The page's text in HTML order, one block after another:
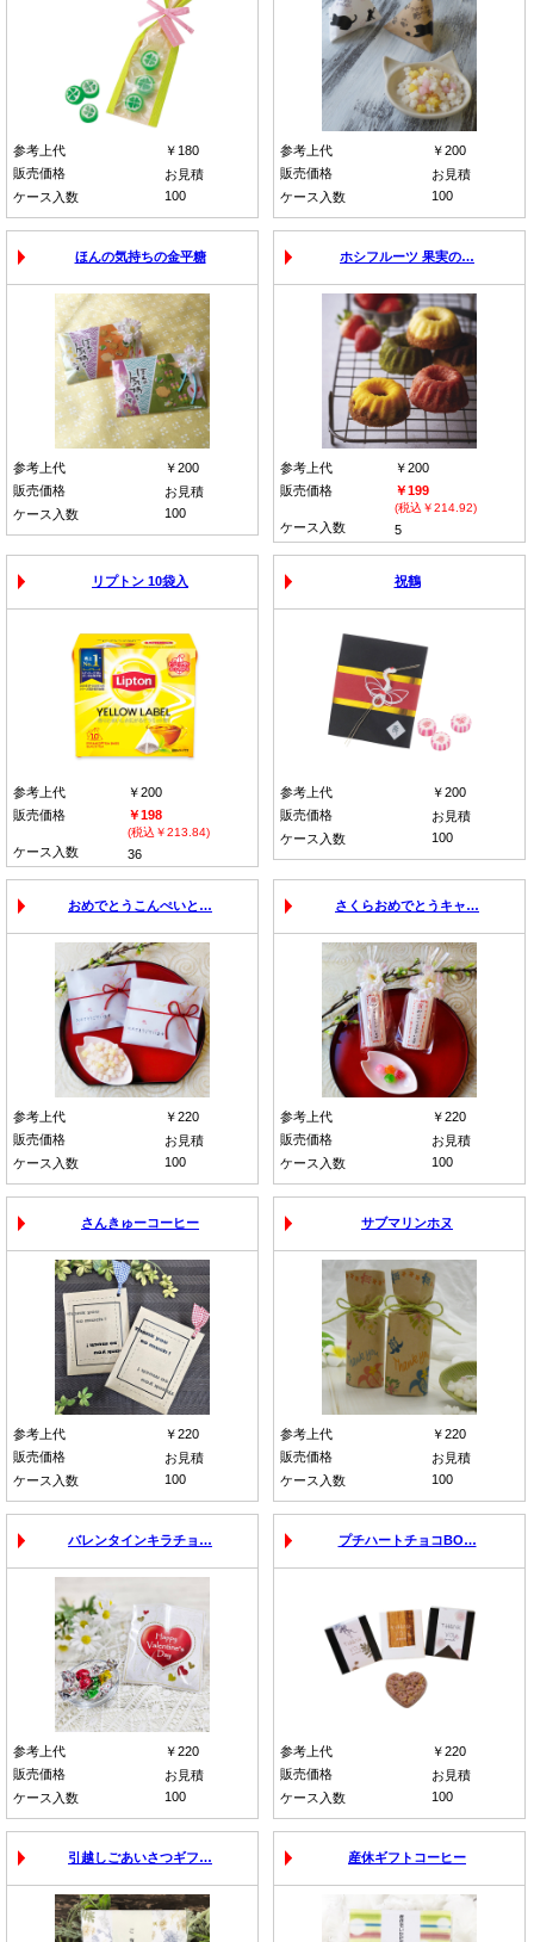
参考上代
￥180
販売価格
お見積
ケース入数
100
参考上代
￥200
販売価格
お見積
ケース入数
100
ほんの気持ちの金平糖
参考上代
￥200
販売価格
お見積
ケース入数
100
ホシフルーツ 果実の…
参考上代
￥200
販売価格
￥199
(税込￥214.92)
ケース入数 5
リプトン 10袋入
参考上代
￥200
販売価格
￥198
(税込￥213.84)
ケース入数 36
祝鶴
参考上代
￥200
販売価格
お見積
ケース入数
100
おめでとうこんぺいと…
参考上代
￥220
販売価格
お見積
ケース入数
100
さくらおめでとうキャ…
参考上代
￥220
販売価格
お見積
ケース入数
100
さんきゅーコーヒー
参考上代
￥220
販売価格
お見積
ケース入数
100
サブマリンホヌ
参考上代
￥220
販売価格
お見積
ケース入数
100
バレンタインキラチョ…
参考上代
￥220
販売価格
お見積
ケース入数
100
プチハートチョコBO…
参考上代
￥220
販売価格
お見積
ケース入数
100
引越しごあいさつギフ… 産休ギフトコーヒー